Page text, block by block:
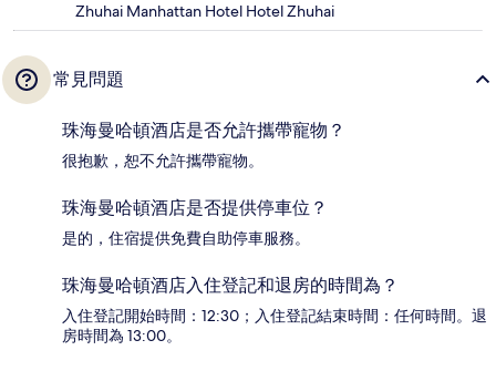
Zhuhai Manhattan Hotel Hotel Zhuhai
常見問題
珠海曼哈頓酒店是否允許攜帶寵物？
很抱歉，恕不允許攜帶寵物。
珠海曼哈頓酒店是否提供停車位？
是的，住宿提供免費自助停車服務。
珠海曼哈頓酒店入住登記和退房的時間為？
入住登記開始時間：12:30；入住登記結束時間：任何時間。退
房時間為 13:00。